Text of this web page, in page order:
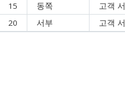
15 동쪽
고객
20 서부 고객